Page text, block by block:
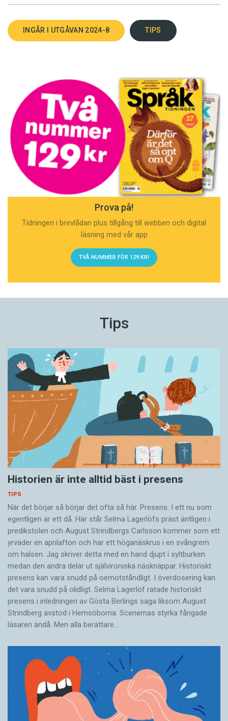
INGÅR I UTGÅVAN 2024-8 TIPS
Prova på!
Tidningen i brevlådan plus tillgång till webben och digital
läsning med vår app
TVÅ NUMMER FÖR 129 KR!
Tips
Historien är inte alltid bäst i presens
TIPS
När det börjar så ­börjar det ofta så här. Presens. I ett nu som
egentligen är ett då. Här står Selma Lagerlöfs präst äntligen i
predikstolen och August Strindbergs Carlsson ­kommer som ett
yrväder en aprilafton och har ett höganäskrus i en svångrem
om halsen. Jag skriver detta med en hand djupt i syltburken
medan den andra delar ut självironiska näsknäppar. Historiskt
presens kan vara snudd på oemotståndligt. I överdosering kan
det vara snudd på olidligt. Selma Lagerlöf ratade historiskt
presens i ­inledningen av Gösta Berlings saga liksom August
Strindberg avstod i Hemsöborna. ­Scenernas styrka fångade
läsaren ändå. Men alla berättare…